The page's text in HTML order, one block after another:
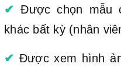
✔ Được chọn mẫu
khác bất kỳ (nhân
✔ Được xem hình